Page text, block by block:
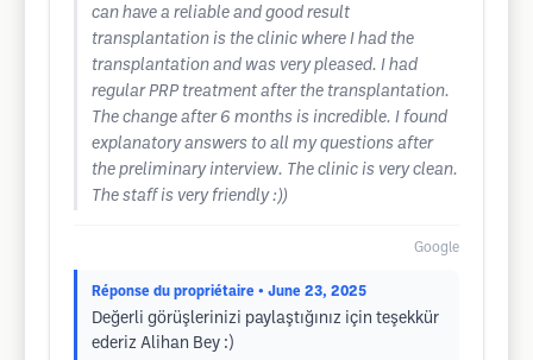
can have a reliable and good result
transplantation is the clinic where I had the
transplantation and was very pleased. I had
regular PRP treatment after the transplantation.
The change after 6 months is incredible. I found
explanatory answers to all my questions after
the preliminary interview. The clinic is very clean.
The staff is very friendly :))
Google
Réponse du propriétaire • June 23, 2025
Değerli görüşlerinizi paylaştığınız için teşekkür
ederiz Alihan Bey :)